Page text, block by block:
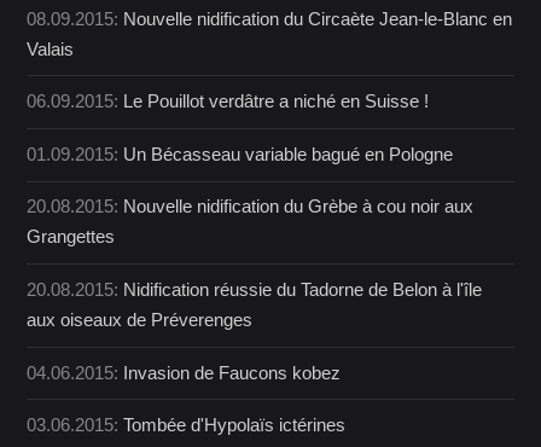
08.09.2015: Nouvelle nidification du Circaète Jean-le-Blanc en
Valais
06.09.2015: Le Pouillot verdâtre a niché en Suisse !
01.09.2015: Un Bécasseau variable bagué en Pologne
20.08.2015: Nouvelle nidification du Grèbe à cou noir aux
Grangettes
20.08.2015: Nidification réussie du Tadorne de Belon à l'île
aux oiseaux de Préverenges
04.06.2015: Invasion de Faucons kobez
03.06.2015:Tombée d'Hypolaïs ictérines